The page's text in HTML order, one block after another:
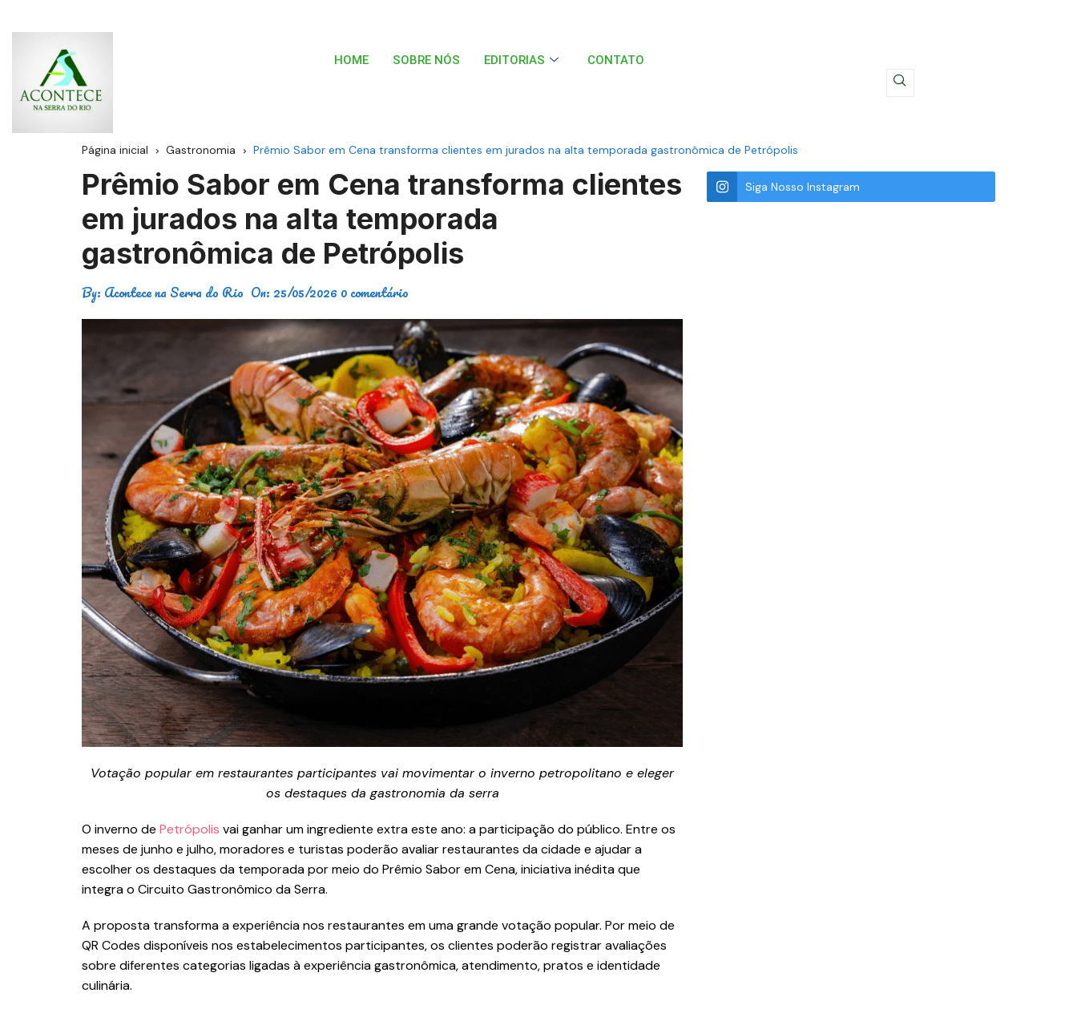
HOME SOBRE NÓS EDITORIAS CONTATO
Página inicial Gastronomia Prêmio Sabor em Cena transforma clientes em jurados na alta temporada gastronômica de Petrópolis
Prêmio Sabor em Cena transforma clientes
em jurados na alta temporada
gastronômica de Petrópolis
By: Acontece na Serra do Rio On: 25/05/20260 comentário
Votação popular em restaurantes participantes vai movimentar o inverno petropolitano e eleger
os destaques da gastronomia da serra
O inverno de Petrópolis vai ganhar um ingrediente extra este ano: a participação do público. Entre os
meses de junho e julho, moradores e turistas poderão avaliar restaurantes da cidade e ajudar a
escolher os destaques da temporada por meio do Prêmio Sabor em Cena, iniciativa inédita que
integra o Circuito Gastronômico da Serra.
A proposta transforma a experiência nos restaurantes em uma grande votação popular. Por meio de
QR Codes disponíveis nos estabelecimentos participantes, os clientes poderão registrar avaliações
sobre diferentes categorias ligadas à experiência gastronômica, atendimento, pratos e identidade
culinária.
Siga Nosso Instagram